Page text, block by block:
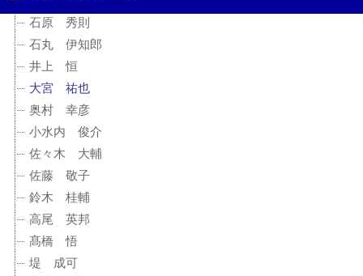
石原 秀則
石丸 伊知郎
井上 恒
大宮 祐也
奥村 幸彦
小水内 俊介
佐々木 大輔
佐藤 敬子
鈴木 桂輔
高尾 英邦
髙橋 悟
堤 成可